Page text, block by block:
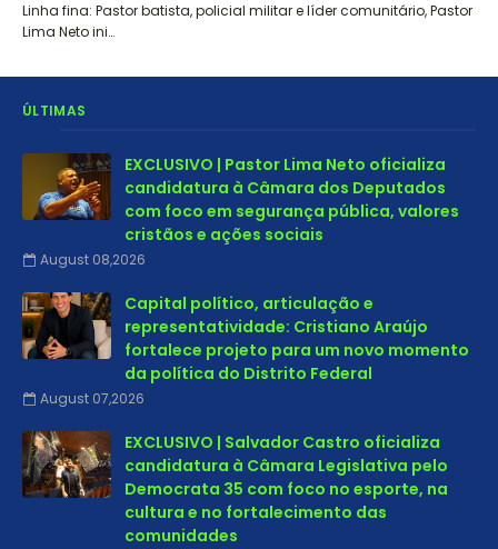
Linha fina: Pastor batista, policial militar e líder comunitário, Pastor
Lima Neto ini…
ÚLTIMAS
EXCLUSIVO | Pastor Lima Neto oficializa
candidatura à Câmara dos Deputados
com foco em segurança pública, valores
cristãos e ações sociais
August 08,2026
Capital político, articulação e
representatividade: Cristiano Araújo
fortalece projeto para um novo momento
da política do Distrito Federal
August 07,2026
EXCLUSIVO | Salvador Castro oficializa
candidatura à Câmara Legislativa pelo
Democrata 35 com foco no esporte, na
cultura e no fortalecimento das
comunidades